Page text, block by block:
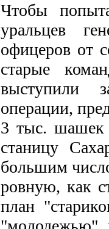
Чтобы
уральцев
офицеров от
старые
выступили
операции,
3 тыс. шашек
станицу
большим
ровную, как
план